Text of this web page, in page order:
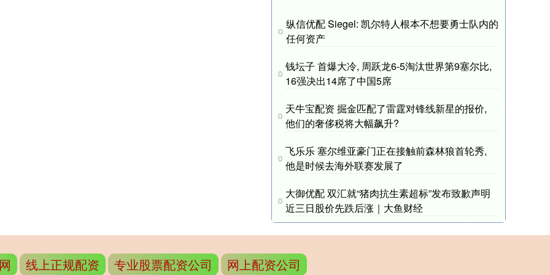
纵信优配 Siegel: 凯尔特人根本不想要勇士队内的
任何资产
钱坛子 首爆大冷, 周跃龙6-5淘汰世界第9塞尔比,
16强决出14席了中国5席
天牛宝配资 掘金匹配了雷霆对锋线新星的报价,
他们的奢侈税将大幅飙升?
飞乐乐 塞尔维亚豪门正在接触前森林狼首轮秀,
他是时候去海外联赛发展了
大御优配 双汇就“猪肉抗生素超标”发布致歉声明
近三日股价先跌后涨｜大鱼财经
线上正规配资 专业股票配资公司 网上配资公司